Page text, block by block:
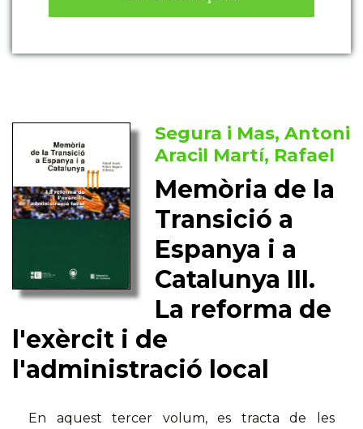
Segura i Mas, Antoni
Aracil Martí, Rafael
Memòria de la
Transició a
Espanya i a
Catalunya III.
La reforma de
l'exèrcit i de
l'administració local
En aquest tercer volum, es tracta de les